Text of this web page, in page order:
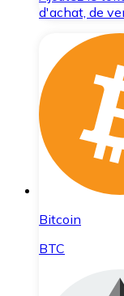
d'achat, de
Bitcoin
BTC